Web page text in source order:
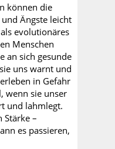
können die
Ängste leicht
evolutionäres
Menschen
an sich gesunde
uns warnt und
in Gefahr
wenn sie unser
und lahmlegt.
Stärke –
es passieren,